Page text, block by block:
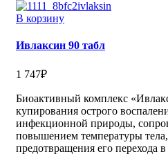
В корзину
Ивлаксин 90 табл
1 747₽
Биоактивный комплекс
купирования острого
инфекционной природы,
повышением температуры
предотвращения его перехода